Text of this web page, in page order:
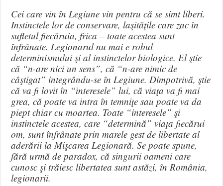
Cei care vin în Legiune vin pentru că se simt liberi.
Instinctele lor de conservare, laşităţile care zac în
sufletul fiecăruia, frica – toate acestea sunt
înfrânate. Legionarul nu mai e robul
determinismului şi al instinctelor biologice. El ştie
că “n-are nici un sens”, că “n-are nimic de
câştigat” integrându-se în Legiune. Dimpotrivă, ştie
că va fi lovit în “interesele” lui, că viaţa va fi mai
grea, că poate va intra în temniţe sau poate va da
piept chiar cu moartea. Toate “interesele” şi
instinctele acestea, care “determină” viaţa fiecărui
om, sunt înfrânate prin marele gest de libertate al
aderării la Mişcarea Legionară. Se poate spune,
fără urmă de paradox, că singurii oameni care
cunosc şi trăiesc libertatea sunt astăzi, în România,
legionarii.